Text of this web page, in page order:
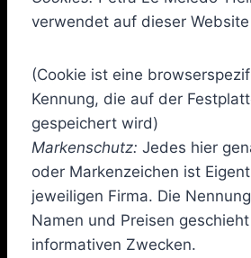
verwendet auf dieser
(Cookie ist eine
Kennung, die auf der
gespeichert wird)
Markenschutz: Jedes hier
oder Markenzeichen ist
jeweiligen Firma. Die
Namen und Preisen
informativen Zwecken.